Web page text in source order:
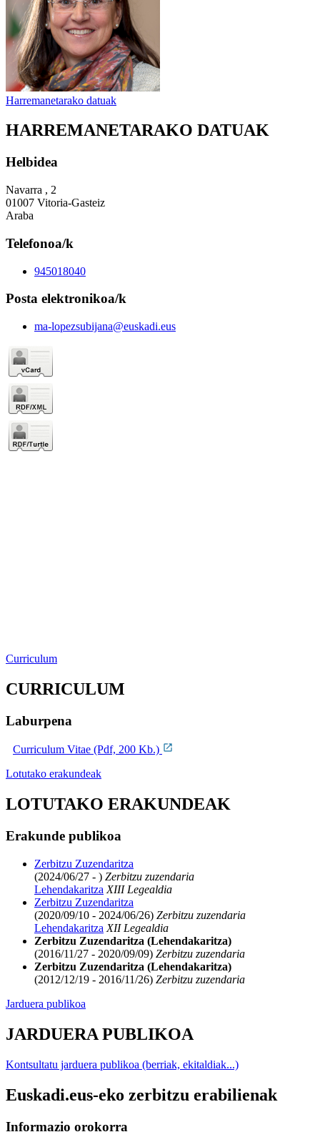
Harremanetarako datuak
HARREMANETARAKO DATUAK
Helbidea
Navarra , 2
01007 Vitoria-Gasteiz
Araba
Telefonoa/k
945018040
Posta elektronikoa/k
ma-lopezsubijana@euskadi.eus
Curriculum
CURRICULUM
Laburpena
Curriculum Vitae (Pdf, 200 Kb.)
Lotutako erakundeak
LOTUTAKO ERAKUNDEAK
Erakunde publikoa
Zerbitzu Zuzendaritza
(2024/06/27 - ) Zerbitzu zuzendaria
Lehendakaritza XIII Legealdia
Zerbitzu Zuzendaritza
(2020/09/10 - 2024/06/26) Zerbitzu zuzendaria
Lehendakaritza XII Legealdia
Zerbitzu Zuzendaritza (Lehendakaritza)
(2016/11/27 - 2020/09/09) Zerbitzu zuzendaria
Zerbitzu Zuzendaritza (Lehendakaritza)
(2012/12/19 - 2016/11/26) Zerbitzu zuzendaria
Jarduera publikoa
JARDUERA PUBLIKOA
Kontsultatu jarduera publikoa (berriak, ekitaldiak...)
Euskadi.eus-eko zerbitzu erabilienak
Informazio orokorra